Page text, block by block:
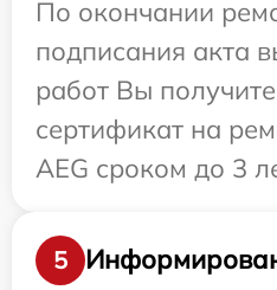
По окончании
подписания акта
работ Вы
сертификат на
AEG сроком до 3
5